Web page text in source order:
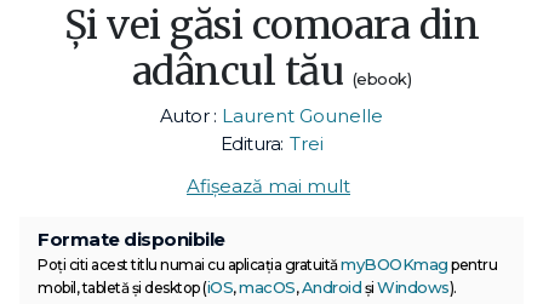
Și vei găsi comoara din
adâncul tău (ebook)
Autor : Laurent Gounelle
Editura: Trei
Afișează mai mult
Formate disponibile
Poți citi acest titlu numai cu aplicația gratuitămyBOOKmag pentru
mobil, tabletă și desktop (iOS,macOS,Android și Windows).